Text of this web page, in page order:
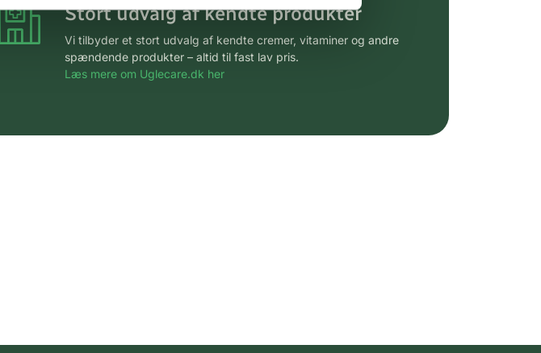
Stort udvalg af kendte produkter
Vi tilbyder et stort udvalg af kendte cremer, vitaminer og andre
spændende produkter – altid til fast lav pris.
Læs mere om Uglecare.dk her